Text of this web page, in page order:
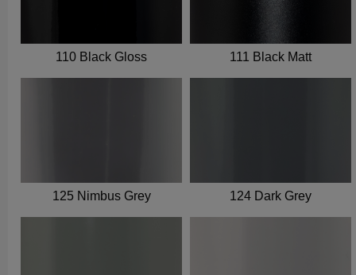
110 Black Gloss 111 Black Matt
125 Nimbus Grey 124 Dark Grey